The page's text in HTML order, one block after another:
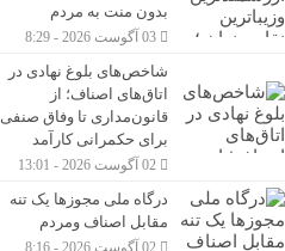
بدون منت به مردم
شاخص‌های بلوغ نهادی در
اتاق‌های اصناف؛ از
قانون‌مداری تا وفاق صنفی
برای حکمرانی کارآمد
درگاه ملی مجوزها یک تنه
مقابل اصناف ومردم